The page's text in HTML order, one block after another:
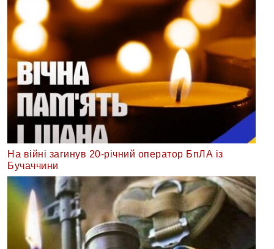
На війні загинув 20-річний оператор БпЛА із
Бучаччини